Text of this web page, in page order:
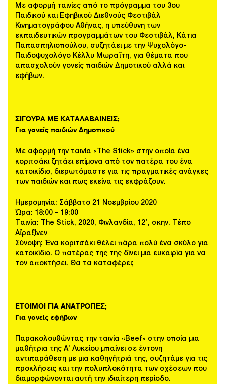
Με αφορμή ταινίες από το πρόγραμμα του 3ου
Παιδικού και Εφηβικού Διεθνούς Φεστιβάλ
Κινηματογράφου Αθήνας, η υπεύθυνη των
εκπαιδευτικών προγραμμάτων του Φεστιβάλ, Κάτια
Παπασπηλιοπούλου, συζητάει με την Ψυχολόγο-
Παιδοψυχολόγο Κέλλυ Μωραΐτη, για θέματα που
απασχολούν γονείς παιδιών Δημοτικού αλλά και
εφήβων.
ΣΙΓΟΥΡΑ ΜΕ ΚΑΤΑΛΑΒΑΙΝΕΙΣ;
Για γονείς παιδιών Δημοτικού
Με αφορμή την ταινία «The Stick» στην οποία ένα
κοριτσάκι ζητάει επίμονα από τον πατέρα του ένα
κατοικίδιο, διερωτόμαστε για τις πραγματικές ανάγκες
των παιδιών και πως εκείνα τις εκφράζουν.
Ημερομηνία: Σάββατο 21 Νοεμβρίου 2020
Ώρα: 18:00 – 19:00
Ταινία: The Stick, 2020, Φινλανδία, 12′, σκην. Τέπο
Αϊραξίνεν
Σύνοψη: Ένα κοριτσάκι θέλει πάρα πολύ ένα σκύλο για
κατοικίδιο. Ο πατέρας της της δίνει μια ευκαιρία για να
τον αποκτήσει. Θα τα καταφέρει;
ΕΤΟΙΜΟΙ ΓΙΑ ΑΝΑΤΡΟΠΕΣ;
Για γονείς εφήβων
Παρακολουθώντας την ταινία «Beef» στην οποία μια
μαθήτρια της Α’ Λυκείου μπαίνει σε έντονη
αντιπαράθεση με μια καθηγήτριά της, συζητάμε για τις
προκλήσεις και την πολυπλοκότητα των σχέσεων που
διαμορφώνονται αυτή την ιδιαίτερη περίοδο.